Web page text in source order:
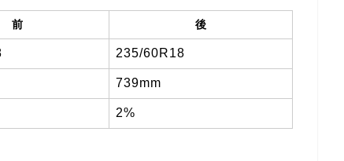
前 後
235/60R18
739mm
2%